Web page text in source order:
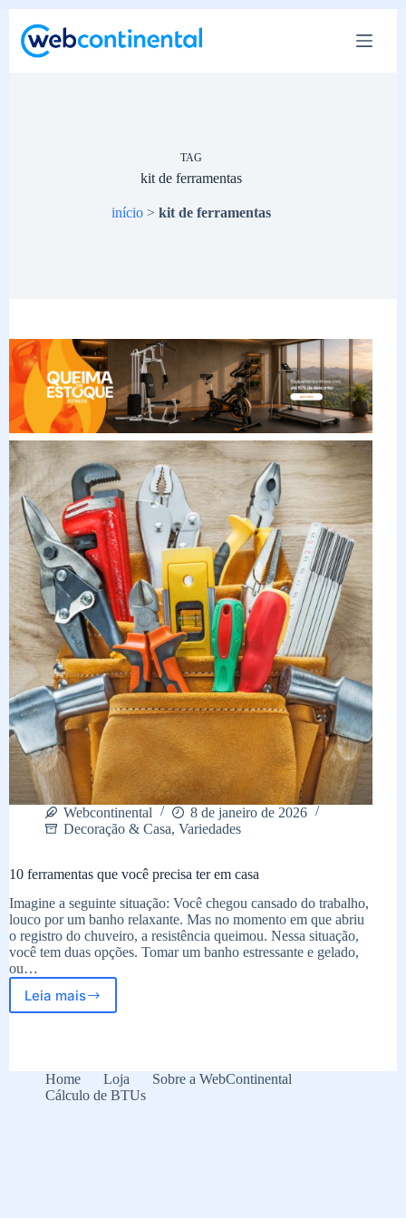
para
TAG
kit de ferramentas
início> kit de ferramentas
Webcontinental
8 de janeiro de 2026
Decoração & Casa, Variedades
10 ferramentas que você precisa ter em casa
Imagine a seguinte situação: Você chegou cansado do trabalho,
louco por um banho relaxante. Mas no momento em que abriu
o registro do chuveiro, a resistência queimou. Nessa situação,
você tem duas opções. Tomar um banho estressante e gelado,
ou…
Leia mais
10
precisa
ter
em
Home Loja
Sobre a WebContinental
Cálculo de BTUs